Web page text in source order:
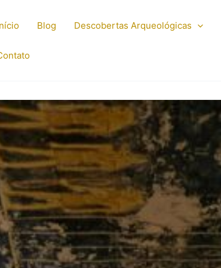
Blog Descobertas Arqueológicas